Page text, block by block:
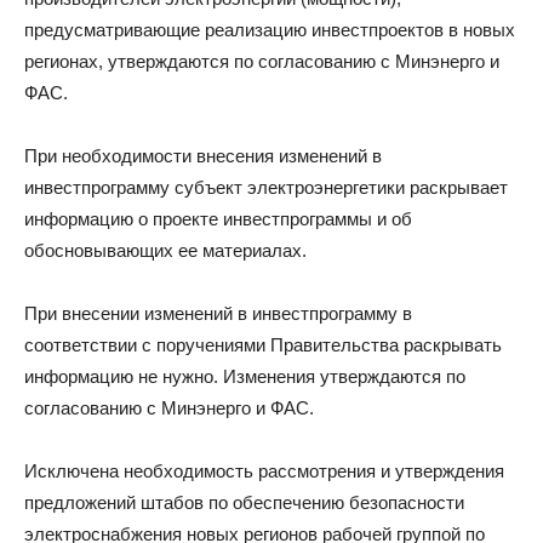
предусматривающие реализацию инвестпроектов в новых
регионах, утверждаются по согласованию с Минэнерго и
ФАС.
При необходимости внесения изменений в
инвестпрограмму субъект электроэнергетики раскрывает
информацию о проекте инвестпрограммы и об
обосновывающих ее материалах.
При внесении изменений в инвестпрограмму в
соответствии с поручениями Правительства раскрывать
информацию не нужно. Изменения утверждаются по
согласованию с Минэнерго и ФАС.
Исключена необходимость рассмотрения и утверждения
предложений штабов по обеспечению безопасности
электроснабжения новых регионов рабочей группой по